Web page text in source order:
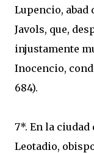
Lupencio, abad
Javols, que,
injustamente
Inocencio,
684).
7*. En la ciudad
Leotadio,